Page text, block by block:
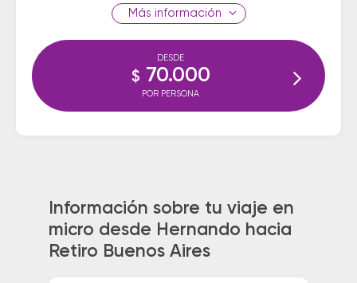
información
DESDE
$ 70.000
POR PERSONA
Información sobre tu viaje en
micro desde Hernando hacia
Retiro Buenos Aires